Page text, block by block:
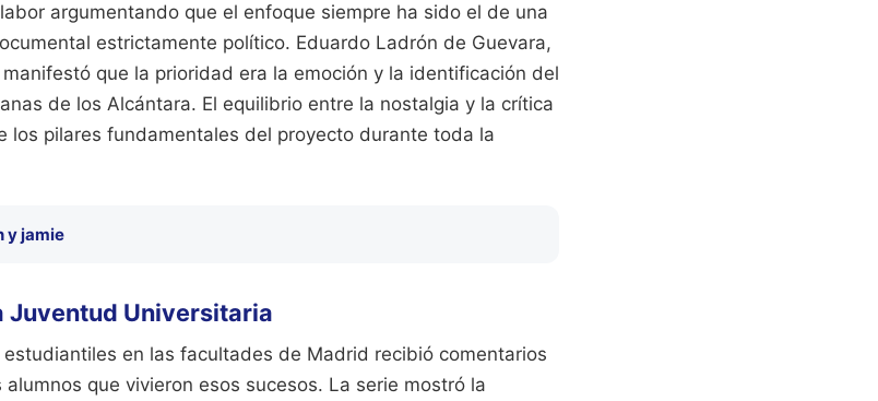
argumentando que el enfoque siempre ha sido el de una
estrictamente político. Eduardo Ladrón de Guevara,
que la prioridad era la emoción y la identificación del
de los Alcántara. El equilibrio entre la nostalgia y la crítica
los pilares fundamentales del proyecto durante toda la
y jamie
Juventud Universitaria
en las facultades de Madrid recibió comentarios
que vivieron esos sucesos. La serie mostró la